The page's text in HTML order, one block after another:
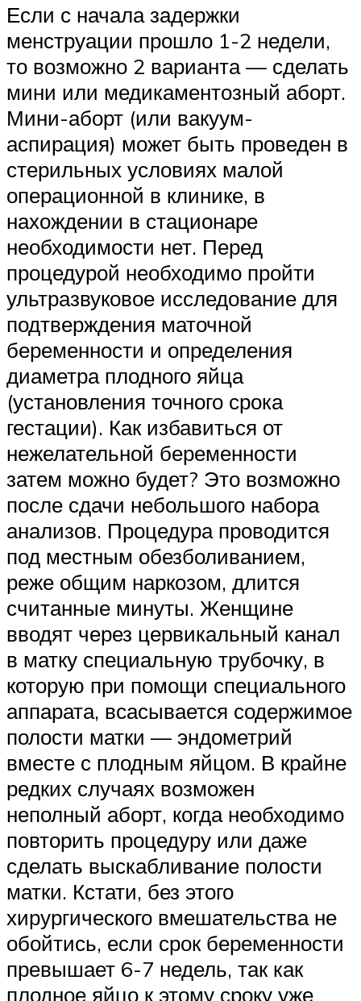
Если с начала задержки
менструации прошло 1-2 недели,
то возможно 2 варианта — сделать
мини или медикаментозный аборт.
Мини-аборт (или вакуум-
аспирация) может быть проведен в
стерильных условиях малой
операционной в клинике, в
нахождении в стационаре
необходимости нет. Перед
процедурой необходимо пройти
ультразвуковое исследование для
подтверждения маточной
беременности и определения
диаметра плодного яйца
(установления точного срока
гестации). Как избавиться от
нежелательной беременности
затем можно будет? Это возможно
после сдачи небольшого набора
анализов. Процедура проводится
под местным обезболиванием,
реже общим наркозом, длится
считанные минуты. Женщине
вводят через цервикальный канал
в матку специальную трубочку, в
которую при помощи специального
аппарата, всасывается содержимое
полости матки — эндометрий
вместе с плодным яйцом. В крайне
редких случаях возможен
неполный аборт, когда необходимо
повторить процедуру или даже
сделать выскабливание полости
матки. Кстати, без этого
хирургического вмешательства не
обойтись, если срок беременности
превышает 6-7 недель, так как
плодное яйцо к этому сроку уже